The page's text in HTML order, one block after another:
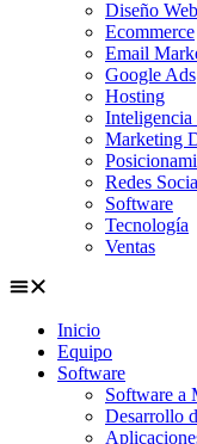
Diseño Web
Ecommerce
Email
Google Ads
Hosting
Marketing
Redes
Software
Tecnología
Ventas
Inicio
Equipo
Software
Software a
Desarrollo